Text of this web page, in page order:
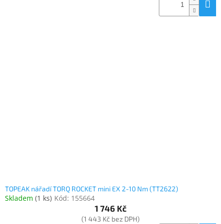
TOPEAK nářadí TORQ ROCKET mini EX 2-10 Nm (TT2622)
Skladem (1 ks) Kód: 155664
1 746 Kč
(1 443 Kč bez DPH)